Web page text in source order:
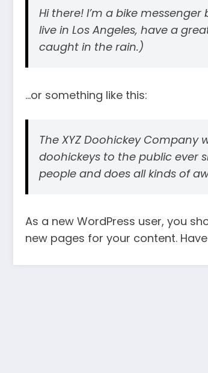
Hi there! I’m a bike
live in Los Angeles, have a
caught in the rain.)
…or something like this:
The XYZ Doohickey Company
doohickeys to the public ever
people and does all kinds of
As a new WordPress user, you
new pages for your content.